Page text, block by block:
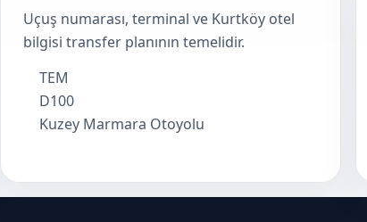
Uçuş numarası, terminal ve Kurtköy otel
bilgisi transfer planının temelidir.
TEM
D100
Kuzey Marmara Otoyolu